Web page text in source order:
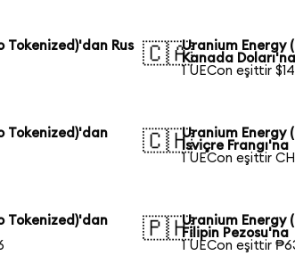
Tokenized)'dan Rus
🇨🇦Uranium Energy
Kanada Doları'na
1 UECon eşittir
Tokenized)'dan
🇨🇭Uranium Energy
İsviçre Frangı'na
1 UECon eşittir
Tokenized)'dan
🇵🇭Uranium Energy
Filipin Pezosu'na
1 UECon eşittir